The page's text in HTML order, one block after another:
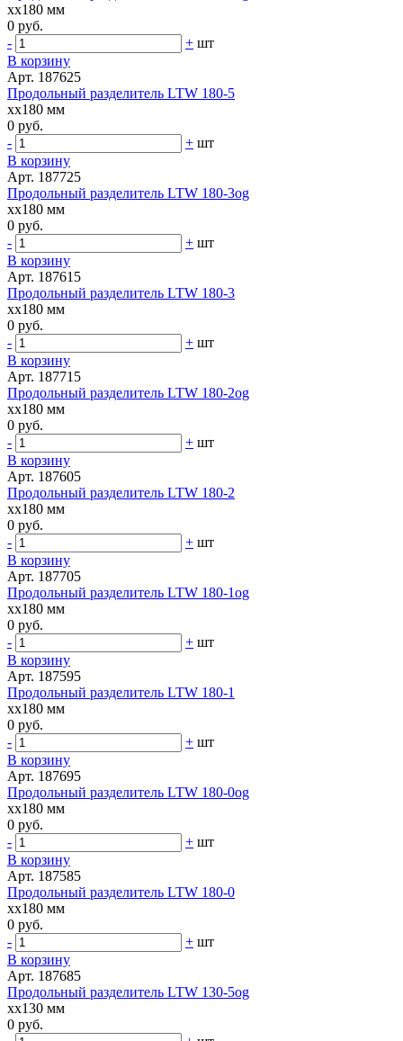
xx180 мм
0 руб.
-
+ шт
В корзину
Арт. 187625
Продольный разделитель LTW 180-5
xx180 мм
0 руб.
-
+ шт
В корзину
Арт. 187725
Продольный разделитель LTW 180-3og
xx180 мм
0 руб.
-
+ шт
В корзину
Арт. 187615
Продольный разделитель LTW 180-3
xx180 мм
0 руб.
-
+ шт
В корзину
Арт. 187715
Продольный разделитель LTW 180-2og
xx180 мм
0 руб.
-
+ шт
В корзину
Арт. 187605
Продольный разделитель LTW 180-2
xx180 мм
0 руб.
-
+ шт
В корзину
Арт. 187705
Продольный разделитель LTW 180-1og
xx180 мм
0 руб.
-
+ шт
В корзину
Арт. 187595
Продольный разделитель LTW 180-1
xx180 мм
0 руб.
-
+ шт
В корзину
Арт. 187695
Продольный разделитель LTW 180-0og
xx180 мм
0 руб.
-
+ шт
В корзину
Арт. 187585
Продольный разделитель LTW 180-0
xx180 мм
0 руб.
-
+ шт
В корзину
Арт. 187685
Продольный разделитель LTW 130-5og
xx130 мм
0 руб.